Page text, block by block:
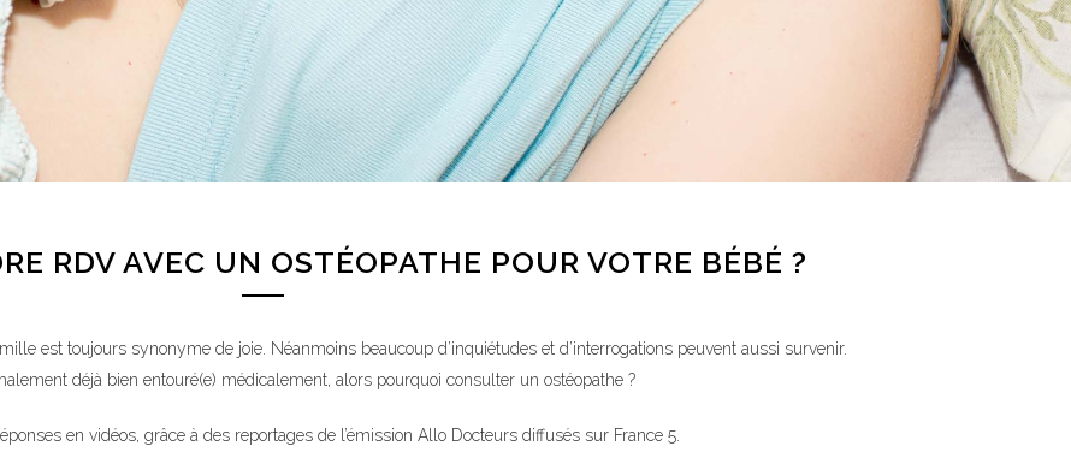
RDV AVEC UN OSTÉOPATHE POUR VOTRE BÉBÉ ?
est toujours synonyme de joie. Néanmoins beaucoup d’inquiétudes et d’interrogations peuvent aussi survenir.
déjà bien entouré(e) médicalement, alors pourquoi consulter un ostéopathe ?
en vidéos, grâce à des reportages de l’émission Allo Docteurs diffusés sur France 5.